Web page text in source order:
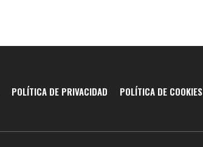
POLÍTICA DE PRIVACIDAD POLÍTICA DE COOKIES